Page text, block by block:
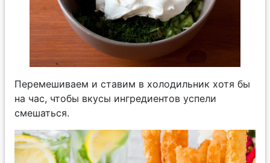
Перемешиваем и ставим в холодильник хотя бы
на час, чтобы вкусы ингредиентов успели
смешаться.